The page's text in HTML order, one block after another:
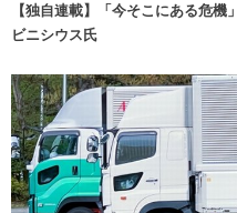
【独自連載】「今そこにある危
ビニシウス氏